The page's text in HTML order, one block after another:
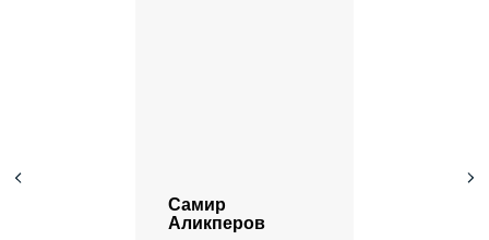
Самир
Аликперов